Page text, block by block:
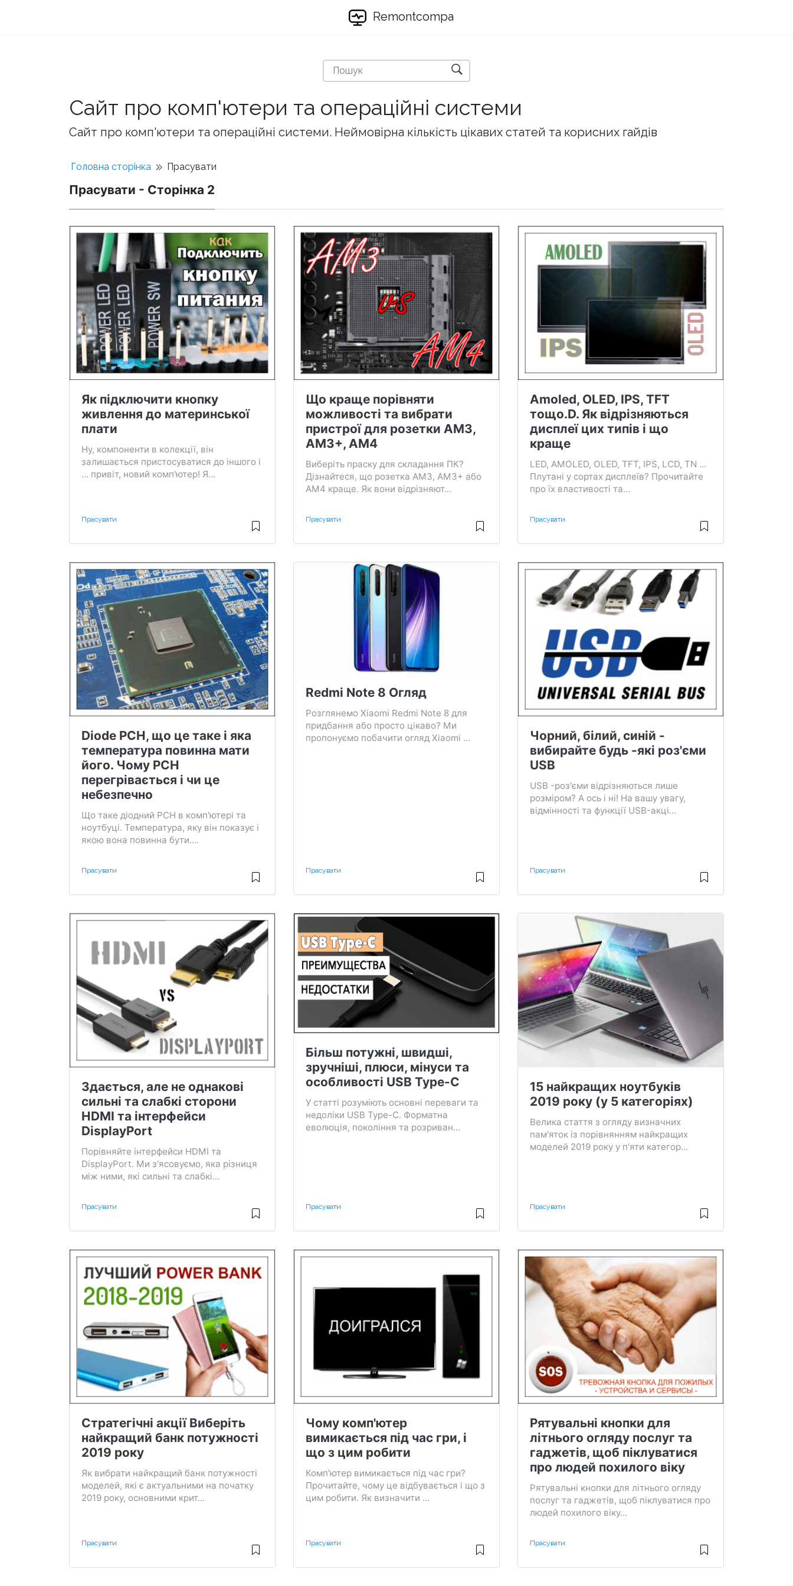
Remontcompa
Сайт про комп'ютери та операційні системи
Сайт про комп'ютери та операційні системи. Неймовірна кількість цікавих статей та корисних гайдів
Головна сторінка Прасувати
Прасувати - Сторінка 2
Як підключити кнопку
живлення до материнської
плати
Ну, компоненти в колекції, він
залишається пристосуватися до іншого і
... привіт, новий комп'ютер! Я...
Прасувати
Що краще порівняти
можливості та вибрати
пристрої для розетки AM3,
AM3+, AM4
Виберіть праску для складання ПК?
Дізнайтеся, що розетка AM3, AM3+ або
AM4 краще. Як вони відрізняют...
Прасувати
Amoled, OLED, IPS, TFT
тощо.D. Як відрізняються
дисплеї цих типів і що
краще
LED, AMOLED, OLED, TFT, IPS, LCD, TN ...
Плутані у сортах дисплеїв? Прочитайте
про їх властивості та...
Прасувати
Diode PCH, що це таке і яка
температура повинна мати
його. Чому PCH
перегрівається і чи це
небезпечно
Що таке діодний PCH в комп'ютері та
ноутбуці. Температура, яку він показує і
якою вона повинна бути....
Прасувати
Redmi Note 8 Огляд
Розглянемо Xiaomi Redmi Note 8 для
придбання або просто цікаво? Ми
пропонуємо побачити огляд Xiaomi ...
Прасувати
Чорний, білий, синій -
вибирайте будь -які роз'єми
USB
USB -роз'єми відрізняються лише
розміром? А ось і ні! На вашу увагу,
відмінності та функції USB-акці...
Прасувати
Здається, але не однакові
сильні та слабкі сторони
HDMI та інтерфейси
DisplayPort
Порівняйте інтерфейси HDMI та
DisplayPort. Ми з'ясовуємо, яка різниця
між ними, які сильні та слабкі...
Прасувати
Більш потужні, швидші,
зручніші, плюси, мінуси та
особливості USB Type-C
У статті розуміють основні переваги та
недоліки USB Type-C. Форматна
еволюція, покоління та розриван...
Прасувати
15 найкращих ноутбуків
2019 року (у 5 категоріях)
Велика стаття з огляду визначних
пам'яток із порівнянням найкращих
моделей 2019 року у п'яти категор...
Прасувати
Стратегічні акції Виберіть
найкращий банк потужності
2019 року
Як вибрати найкращий банк потужності
моделей, які є актуальними на початку
2019 року, основними крит...
Прасувати
Чому комп'ютер
вимикається під час гри, і
що з цим робити
Комп'ютер вимикається під час гри?
Прочитайте, чому це відбувається і що з
цим робити. Як визначити ...
Прасувати
Рятувальні кнопки для
літнього огляду послуг та
гаджетів, щоб піклуватися
про людей похилого віку
Рятувальні кнопки для літнього огляду
послуг та гаджетів, щоб піклуватися про
людей похилого віку...
Прасувати